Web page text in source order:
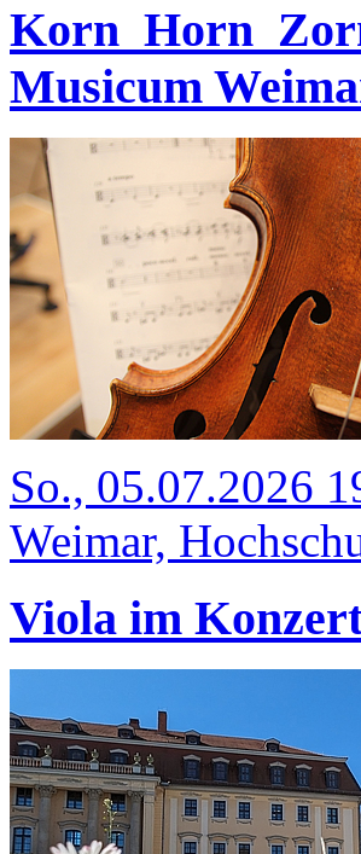
Musicum
So., 05.07.2026
Weimar,
Viola im